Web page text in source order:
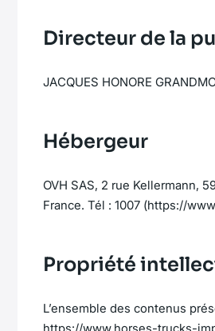
Directeur de la
JACQUES HONORE
Hébergeur
OVH SAS, 2 rue Kellermann,
France. Tél : 1007 (https://
Propriété
L’ensemble des contenus